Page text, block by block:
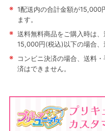
※ 1配送内の合計金額が15,000
ます。
※ 送料無料商品をご購入時は
15,000円(税込)以下の場合、
※
コンビニ決済の場合、送料
済はできません。